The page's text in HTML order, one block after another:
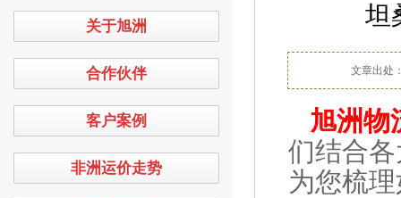
关于旭洲
合作伙伴
客户案例
非洲运价走势
坦
文章出处
旭洲物
们结合
为您梳